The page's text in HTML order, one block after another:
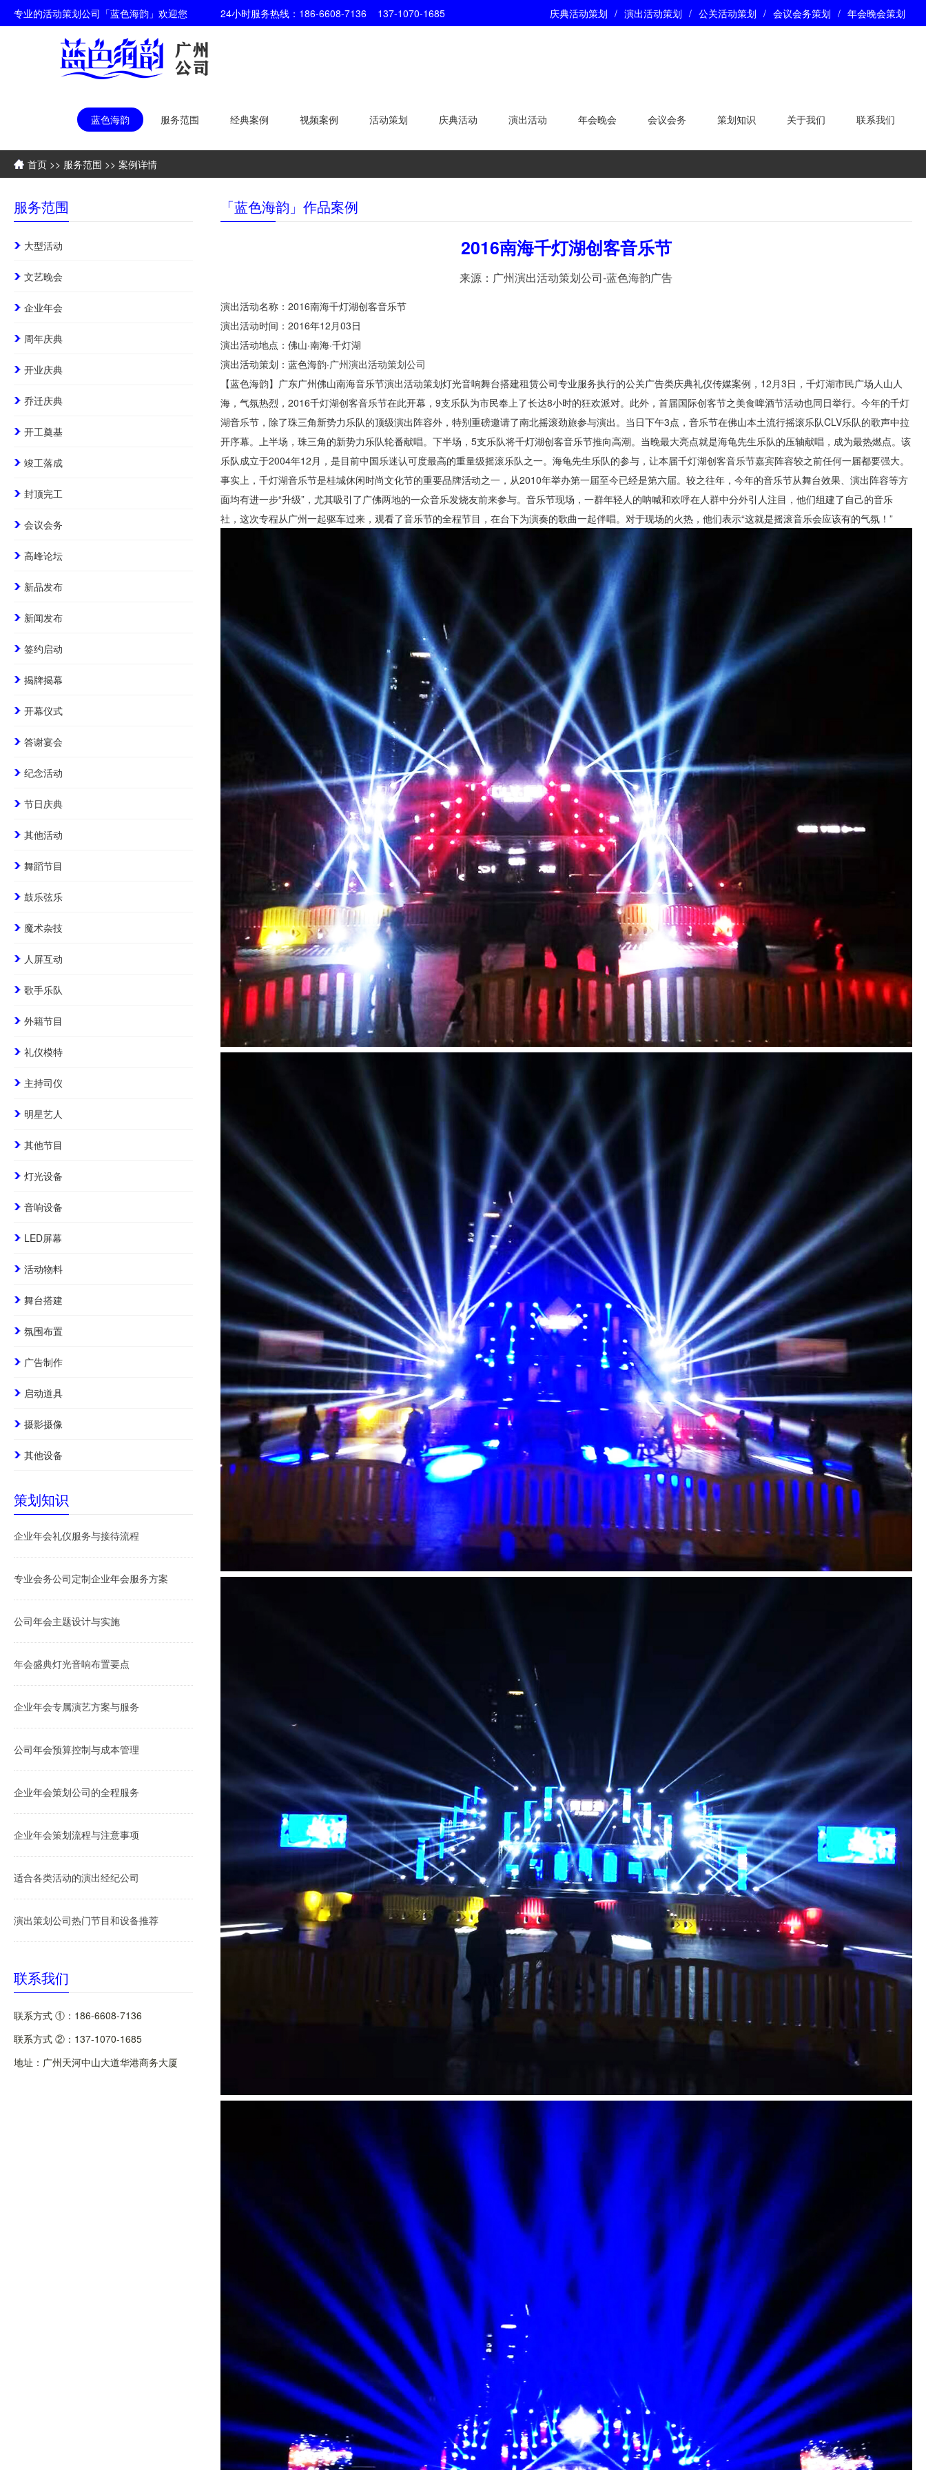
专业的活动策划公司「蓝色海韵」欢迎您 24小时服务热线：186-6608-7136 137-1070-1685 庆典活动策划 / 演出活动策划 / 公关活动策划 / 会议会务策划 / 年会晚会策划
蓝色海韵 服务范围 经典案例 视频案例 活动策划 庆典活动 演出活动 年会晚会 会议会务 策划知识 关于我们 联系我们
首页 >> 服务范围 >> 案例详情
服务范围
大型活动
文艺晚会
企业年会
周年庆典
开业庆典
乔迁庆典
开工奠基
竣工落成
封顶完工
会议会务
高峰论坛
新品发布
新闻发布
签约启动
揭牌揭幕
开幕仪式
答谢宴会
纪念活动
节日庆典
其他活动
舞蹈节目
鼓乐弦乐
魔术杂技
人屏互动
歌手乐队
外籍节目
礼仪模特
主持司仪
明星艺人
其他节目
灯光设备
音响设备
LED屏幕
活动物料
舞台搭建
氛围布置
广告制作
启动道具
摄影摄像
其他设备
策划知识
企业年会礼仪服务与接待流程
专业会务公司定制企业年会服务方案
公司年会主题设计与实施
年会盛典灯光音响布置要点
企业年会专属演艺方案与服务
公司年会预算控制与成本管理
企业年会策划公司的全程服务
企业年会策划流程与注意事项
适合各类活动的演出经纪公司
演出策划公司热门节目和设备推荐
联系我们
联系方式 ①：186-6608-7136
联系方式 ②：137-1070-1685
地址：广州天河中山大道华港商务大厦
「蓝色海韵」作品案例
2016南海千灯湖创客音乐节
来源：广州演出活动策划公司-蓝色海韵广告
演出活动名称：2016南海千灯湖创客音乐节
演出活动时间：2016年12月03日
演出活动地点：佛山·南海·千灯湖
演出活动策划：蓝色海韵·广州演出活动策划公司
【蓝色海韵】广东广州佛山南海音乐节演出活动策划灯光音响舞台搭建租赁公司专业服务执行的公关广告类庆典礼仪传媒案例，12月3日，千灯湖市民广场人山人
海，气氛热烈，2016千灯湖创客音乐节在此开幕，9支乐队为市民奉上了长达8小时的狂欢派对。此外，首届国际创客节之美食啤酒节活动也同日举行。今年的千灯
湖音乐节，除了珠三角新势力乐队的顶级演出阵容外，特别重磅邀请了南北摇滚劲旅参与演出。当日下午3点，音乐节在佛山本土流行摇滚乐队CLV乐队的歌声中拉
开序幕。上半场，珠三角的新势力乐队轮番献唱。下半场，5支乐队将千灯湖创客音乐节推向高潮。当晚最大亮点就是海龟先生乐队的压轴献唱，成为最热燃点。该
乐队成立于2004年12月，是目前中国乐迷认可度最高的重量级摇滚乐队之一。海龟先生乐队的参与，让本届千灯湖创客音乐节嘉宾阵容较之前任何一届都要强大。
事实上，千灯湖音乐节是桂城休闲时尚文化节的重要品牌活动之一，从2010年举办第一届至今已经是第六届。较之往年，今年的音乐节从舞台效果、演出阵容等方
面均有进一步“升级”，尤其吸引了广佛两地的一众音乐发烧友前来参与。音乐节现场，一群年轻人的呐喊和欢呼在人群中分外引人注目，他们组建了自己的音乐
社，这次专程从广州一起驱车过来，观看了音乐节的全程节目，在台下为演奏的歌曲一起伴唱。对于现场的火热，他们表示“这就是摇滚音乐会应该有的气氛！”